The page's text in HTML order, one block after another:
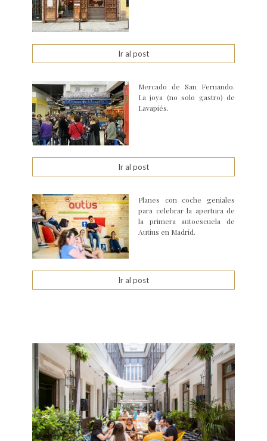
Ir al post
Mercado de San Fernando.
La joya (no solo gastro) de
Lavapiés.
Ir al post
Planes con coche geniales
para celebrar la apertura de
la primera autoescuela de
Autius en Madrid.
Ir al post